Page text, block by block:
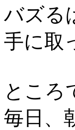
バズる
手に取
ところ
毎日、